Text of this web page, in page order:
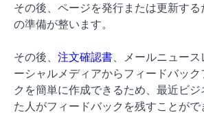
その後、ページを発行または更新す
の準備が整います。
その後、 注文確認書、メールニュー
ーシャルメディアからフィードバッ
クを簡単に作成できるため、最近ビ
た人がフィードバックを残すことがで